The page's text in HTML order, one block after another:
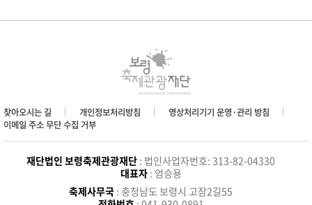
찾아오시는 길 개인정보처리방침
영상처리기기 운영·관리 방침
이메일 주소 무단 수집 거부
재단법인 보령축제관광재단 : 법인사업자번호: 313-82-04330
대표자: 엄승용
축제사무국 : 충청남도 보령시 고잠2길55